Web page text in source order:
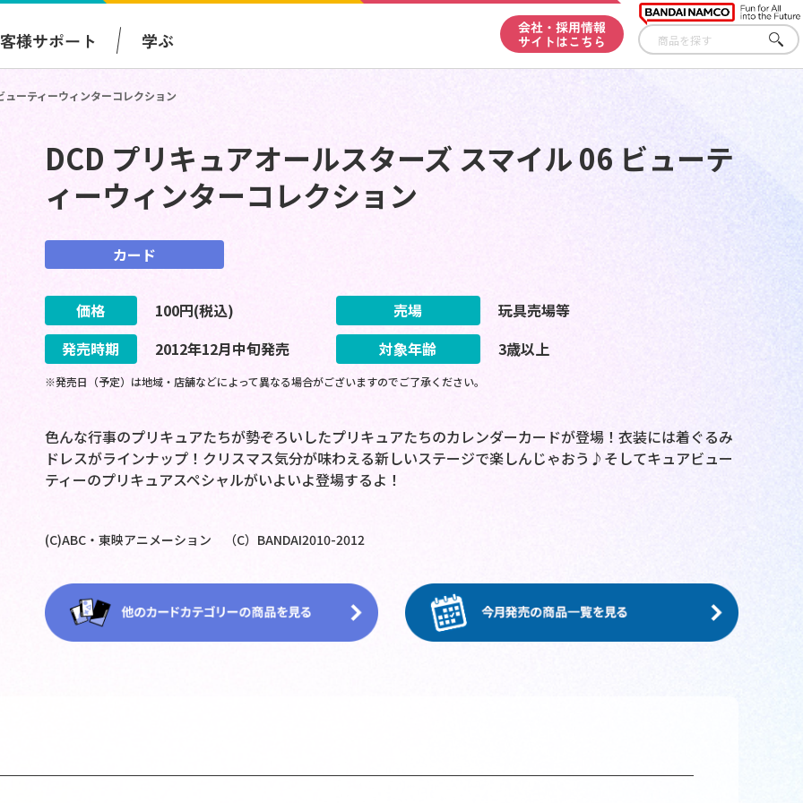
様サポート 学ぶ
会社・採用情報
サイトはこちら
さが
す
ーティーウィンターコレクション
DCD プリキュアオールスターズ スマイル 06 ビューテ
ィーウィンターコレクション
カード
価格 100円(税込) 売場
玩具売場等
発売時期
2012年12月中旬発売 対象年齢 3歳以上
※発売日（予定）は地域・店舗などによって異なる場合がございますのでご了承ください。
色んな行事のプリキュアたちが勢ぞろいしたプリキュアたちのカレンダーカードが登場！衣装には着ぐるみ
ドレスがラインナップ！クリスマス気分が味わえる新しいステージで楽しんじゃおう♪そしてキュアビュー
ティーのプリキュアスペシャルがいよいよ登場するよ！
(C)ABC・東映アニメーション （C）BANDAI2010-2012